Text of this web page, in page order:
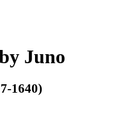
Juno
1640)